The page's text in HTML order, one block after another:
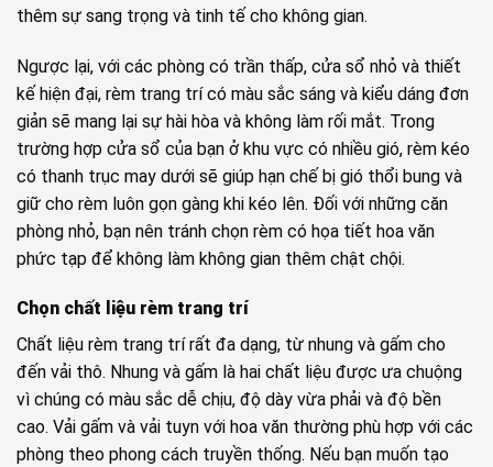
thêm sự sang trọng và tinh tế cho không gian.
Ngược lại, với các phòng có trần thấp, cửa sổ nhỏ và thiết
kế hiện đại, rèm trang trí có màu sắc sáng và kiểu dáng đơn
giản sẽ mang lại sự hài hòa và không làm rối mắt. Trong
trường hợp cửa sổ của bạn ở khu vực có nhiều gió, rèm kéo
có thanh trục may dưới sẽ giúp hạn chế bị gió thổi bung và
giữ cho rèm luôn gọn gàng khi kéo lên. Đối với những căn
phòng nhỏ, bạn nên tránh chọn rèm có họa tiết hoa văn
phức tạp để không làm không gian thêm chật chội.
Chọn chất liệu rèm trang trí
Chất liệu rèm trang trí rất đa dạng, từ nhung và gấm cho
đến vải thô. Nhung và gấm là hai chất liệu được ưa chuộng
vì chúng có màu sắc dễ chịu, độ dày vừa phải và độ bền
cao. Vải gấm và vải tuyn với hoa văn thường phù hợp với các
phòng theo phong cách truyền thống. Nếu bạn muốn tạo